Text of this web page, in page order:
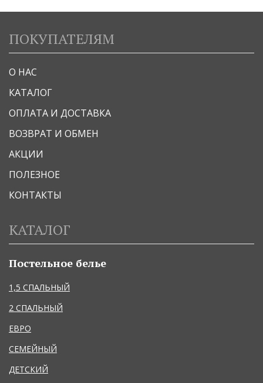
ПОКУПАТЕЛЯМ
О НАС
КАТАЛОГ
ОПЛАТА И ДОСТАВКА
ВОЗВРАТ И ОБМЕН
АКЦИИ
ПОЛЕЗНОЕ
КОНТАКТЫ
КАТАЛОГ
Постельное белье
1,5 СПАЛЬНЫЙ
2 СПАЛЬНЫЙ
ЕВРО
СЕМЕЙНЫЙ
ДЕТСКИЙ